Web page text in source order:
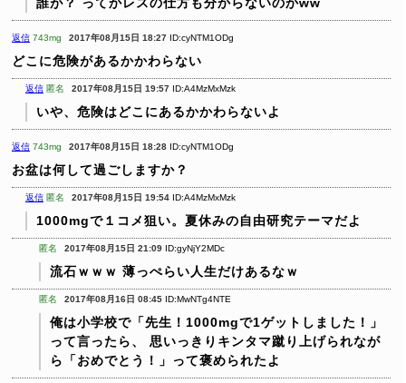
誰が？ ってかレスの仕方も分からないのかww
返信 743mg 2017年08月15日 18:27 ID:cyNTM1ODg
どこに危険があるかかわらない
返信 匿名 2017年08月15日 19:57 ID:A4MzMxMzk
いや、危険はどこにあるかかわらないよ
返信 743mg 2017年08月15日 18:28 ID:cyNTM1ODg
お盆は何して過ごしますか？
返信 匿名 2017年08月15日 19:54 ID:A4MzMxMzk
1000mgで１コメ狙い。夏休みの自由研究テーマだよ
匿名 2017年08月15日 21:09 ID:gyNjY2MDc
流石ｗｗｗ 薄っぺらい人生だけあるなｗ
匿名 2017年08月16日 08:45 ID:MwNTg4NTE
俺は小学校で「先生！1000mgで1ゲットしました！」
って言ったら、
思いっきりキンタマ蹴り上げられなが
ら「おめでとう！」って褒められたよ